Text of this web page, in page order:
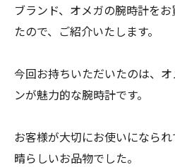
ブランド、オメガの腕時計を
たので、ご紹介いたします。
今回お持ちいただいたのは、
ンが魅力的な腕時計です。
お客様が大切にお使いになら
晴らしいお品物でした。